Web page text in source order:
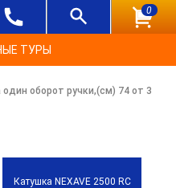
0
ТУРЫ
один оборот ручки,(см) 74 от 3
Катушка NEXAVE 2500 RC